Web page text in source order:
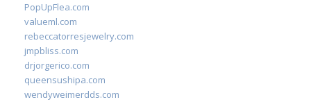
PopUpFlea.com
valueml.com
rebeccatorresjewelry.com
jmpbliss.com
drjorgerico.com
queensushipa.com
wendyweimerdds.com